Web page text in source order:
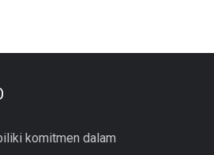
komitmen dalam